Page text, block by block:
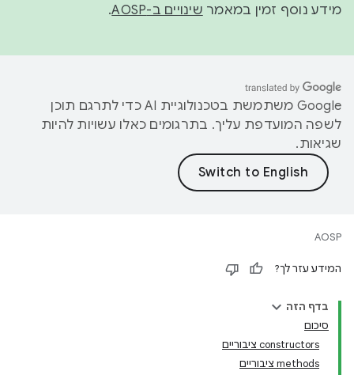
מידע נוסף זמין במאמר שינויים ב-AOSP .
‫Google משתמשת בטכנולוגיית AI כדי לתרגם תוכן
לשפה המועדפת עליך. בתרגומים כאלו עשויות להיות
שגיאות.
AOSP
המידע עזר לך?
בדף הזה
סיכום
‫constructors ציבוריים
‫methods ציבוריים